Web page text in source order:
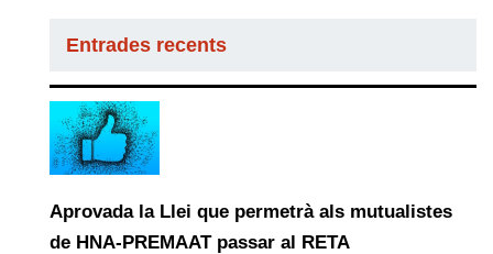
Entrades recents
Aprovada la Llei que permetrà als mutualistes
de HNA-PREMAAT passar al RETA